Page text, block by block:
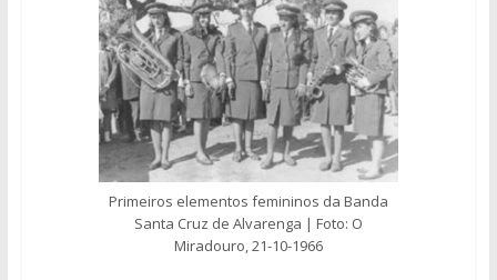
Primeiros elementos femininos da Banda
Santa Cruz de Alvarenga | Foto: O
Miradouro, 21-10-1966